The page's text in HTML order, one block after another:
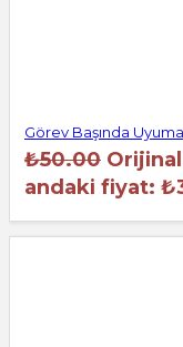
Görev Başında
₺50.00
andaki fiyat: